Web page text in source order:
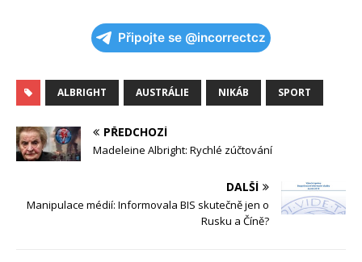
Připojte se @incorrectcz
ALBRIGHT AUSTRÁLIE NIKÁB SPORT
PŘEDCHOZÍ
Madeleine Albright: Rychlé zúčtování
DALŠÍ
Manipulace médií: Informovala BIS skutečně jen o
Rusku a Číně?